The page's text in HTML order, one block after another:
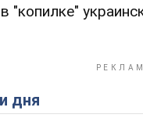
"копилке"
дня